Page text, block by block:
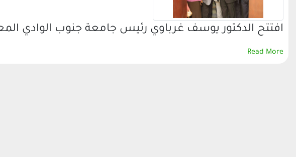
افتتح الدكتور يوسف غرباوي رئيس جامعة جنوب الوادي
Read More